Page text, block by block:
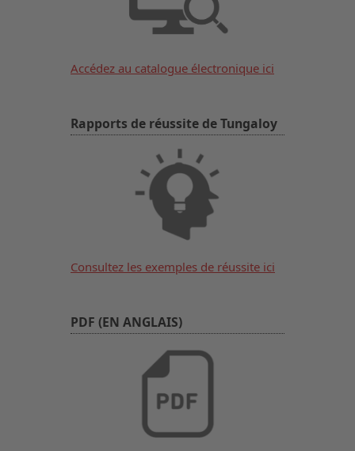
Accédez au catalogue électronique ici
Rapports de réussite de Tungaloy
Consultez les exemples de réussite ici
PDF (EN ANGLAIS)